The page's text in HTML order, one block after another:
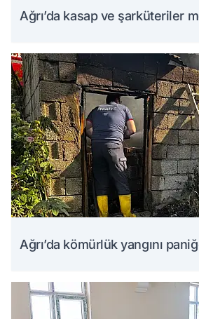
Ağrı’da kasap ve şarküteriler
Ağrı’da kömürlük yangını